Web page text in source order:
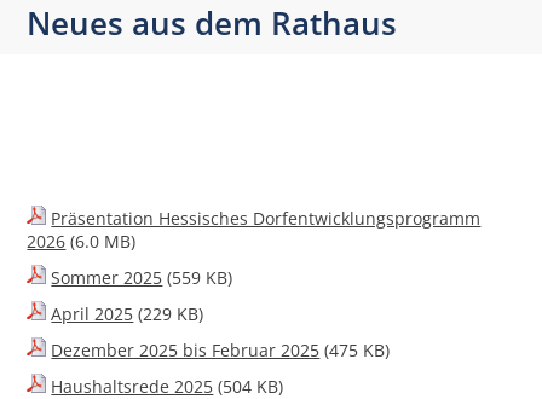
Neues aus dem Rathaus
Präsentation Hessisches Dorfentwicklungsprogramm
2026 (6.0 MB)
Sommer 2025 (559 KB)
April 2025 (229 KB)
Dezember 2025 bis Februar 2025 (475 KB)
Haushaltsrede 2025 (504 KB)